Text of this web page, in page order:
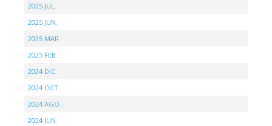
2025 JUL.
2025 JUN.
2025 MAR.
2025 FEB.
2024 DIC.
2024 OCT.
2024 AGO.
2024 JUN.